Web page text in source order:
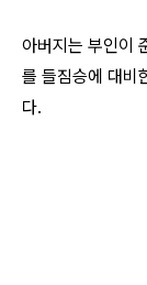
아버지는 부인이
를 들짐승에 대비
다.